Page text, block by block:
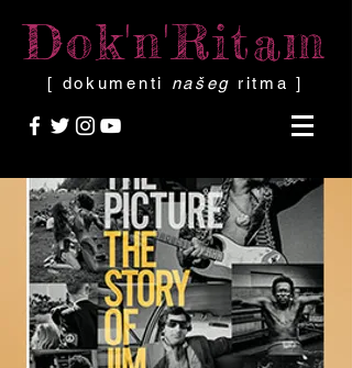
Dok'n'Ritam
[ dokumenti našeg ritma ]